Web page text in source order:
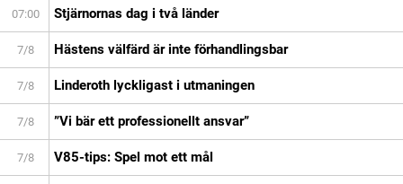
07:00 Stjärnornas dag i två länder
7/8 Hästens välfärd är inte förhandlingsbar
7/8 Linderoth lyckligast i utmaningen
7/8 ”Vi bär ett professionellt ansvar”
7/8 V85-tips: Spel mot ett mål